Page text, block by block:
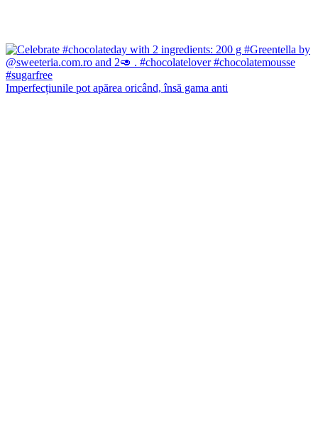
Imperfecțiunile pot apărea oricând, însă gama anti